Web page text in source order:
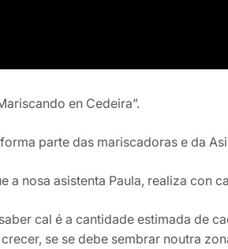
en Cedeira”.
parte das mariscadoras e da
a nosa asistenta Paula, realiza con
cal é a cantidade estimada de
se se debe sembrar noutra